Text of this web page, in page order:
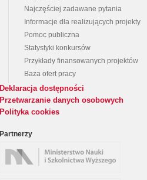
Najczęściej zadawane pytania
Informacje dla realizujących projekty
Pomoc publiczna
Statystyki konkursów
Przykłady finansowanych projektów
Baza ofert pracy
Deklaracja dostępności
Przetwarzanie danych osobowych
Polityka cookies
Partnerzy